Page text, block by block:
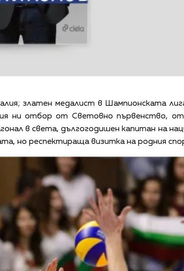
златен медалист в Шампионската
ни отбор от Световно първенство,
в света, дългогодишен капитан на
но респектираща визитка на родния